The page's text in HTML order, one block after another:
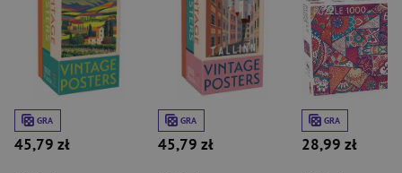
GRA
45,79 zł
GRA
45,79 zł
GRA
28,99 zł